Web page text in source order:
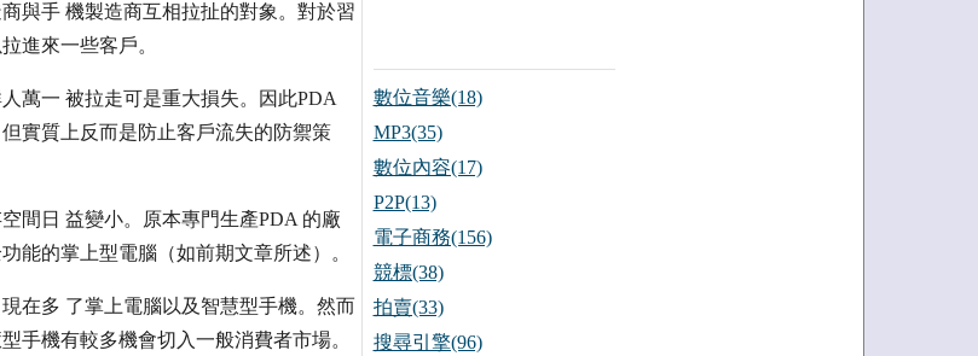
與手 機製造商互相拉扯的對象。對於習
進來一些客戶。
萬一 被拉走可是重大損失。因此PDA
實質上反而是防止客戶流失的防禦策
間日 益變小。原本專門生產PDA 的廠
能的掌上型電腦（如前期文章所述）。
在多 了掌上電腦以及智慧型手機。然而
手機有較多機會切入一般消費者市場。
數位音樂(18)
MP3(35)
數位內容(17)
P2P(13)
電子商務(156)
競標(38)
拍賣(33)
搜尋引擎(96)